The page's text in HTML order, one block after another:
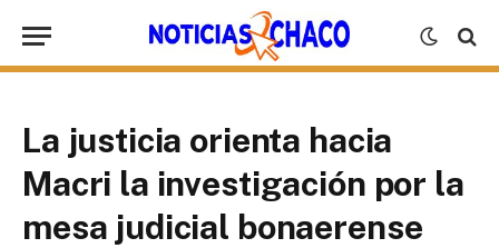
La justicia orienta hacia
Macri la investigación por la
mesa judicial bonaerense